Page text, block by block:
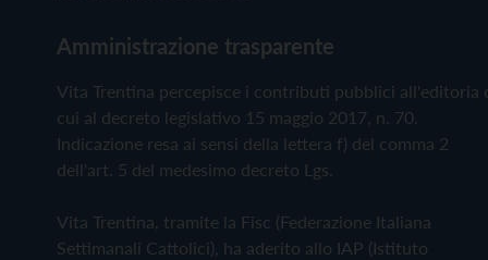
Amministrazione trasparente
Vita Trentina percepisce i contributi pubblici all'editoria
cui al decreto legislativo 15 maggio 2017, n. 70.
Indicazione resa ai sensi della lettera f) del comma 2
dell'art. 5 del medesimo decreto Lgs.
Vita Trentina, tramite la Fisc (Federazione Italiana
Settimanali Cattolici), ha aderito allo IAP (Istituto